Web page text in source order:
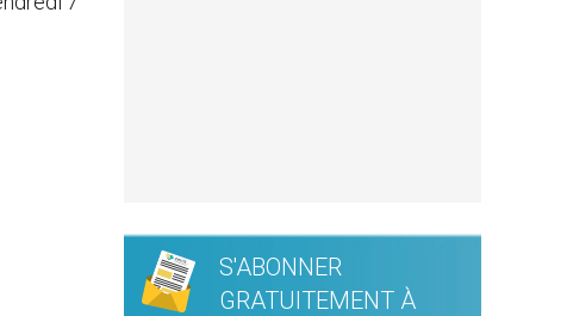
S'ABONNER
GRATUITEMENT À